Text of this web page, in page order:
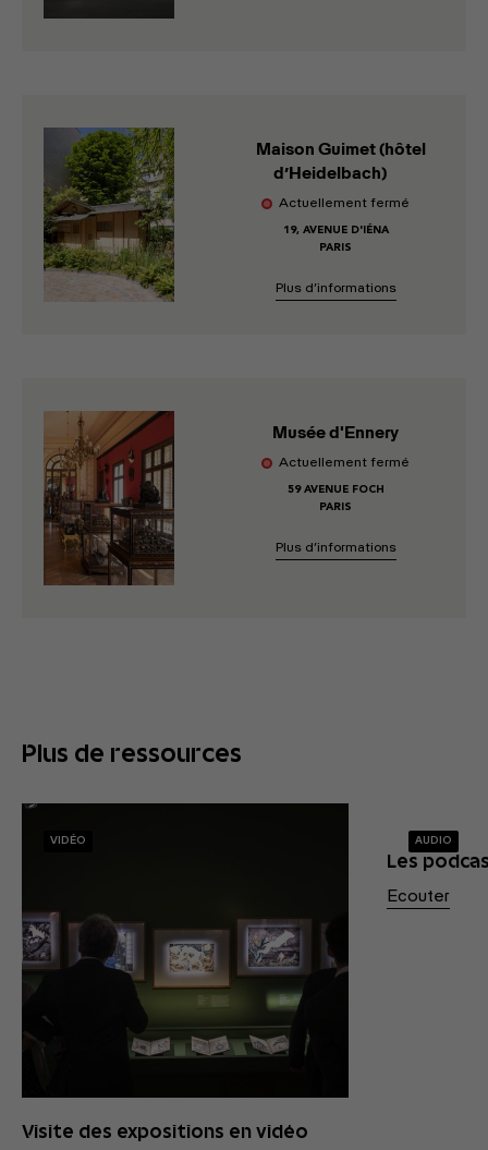
Maison Guimet (hôtel
d’Heidelbach)
Actuellement fermé
19, AVENUE D'IÉNA
PARIS
Plus d’informations
Musée d'Ennery
Actuellement fermé
59 AVENUE FOCH
PARIS
Plus d’informations
Plus de ressources
VIDÉO
Visite des expositions en vidéo
AUDIO
Les
Ecouter